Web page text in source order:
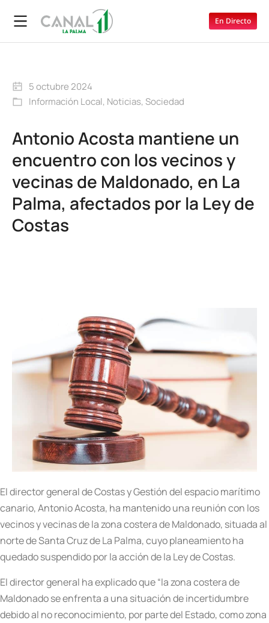
En Directo
5 octubre 2024
Información Local, Noticias, Sociedad
Antonio Acosta mantiene un
encuentro con los vecinos y
vecinas de Maldonado, en La
Palma, afectados por la Ley de
Costas
El director general de Costas y Gestión del espacio marítimo
canario, Antonio Acosta, ha mantenido una reunión con los
vecinos y vecinas de la zona costera de Maldonado, situada al
norte de Santa Cruz de La Palma, cuyo planeamiento ha
quedado suspendido por la acción de la Ley de Costas.
El director general ha explicado que “la zona costera de
Maldonado se enfrenta a una situación de incertidumbre
debido al no reconocimiento, por parte del Estado, como zona